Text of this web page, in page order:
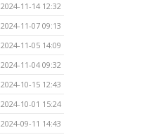
2024-11-14 12:32
2024-11-07 09:13
2024-11-05 14:09
2024-11-04 09:32
2024-10-15 12:43
2024-10-01 15:24
2024-09-11 14:43